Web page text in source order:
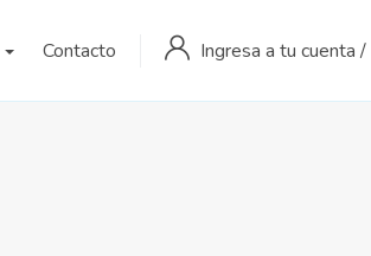
Contacto Ingresa a tu cuenta /